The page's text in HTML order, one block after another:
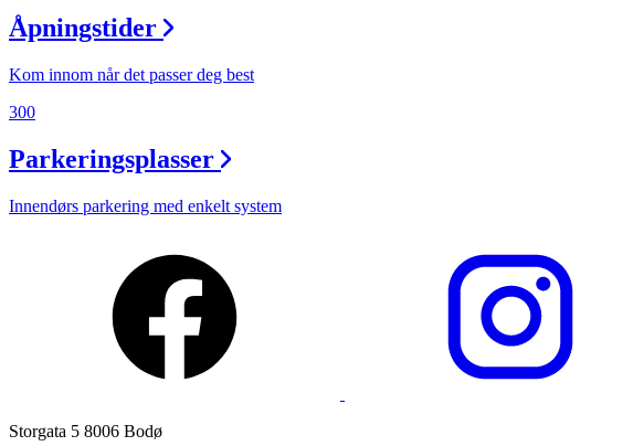
Praktisk informasjon
Kundeklubb
Åpningstider
Kom innom når det passer deg best
300
Parkeringsplasser
Innendørs parkering med enkelt system
Storgata 5 8006 Bodø